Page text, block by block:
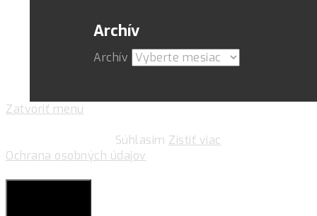
Archív
Archív
Zatvoriť menu
Súhlasim Zistiť viac
Ochrana osobných údajov